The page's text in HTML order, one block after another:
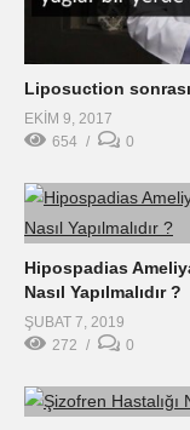
Liposuction
EKIM 9, 2017
654
0
Hipospadias
Nasıl Yapılmalıdır ?
ŞUBAT 7, 2019
272
0